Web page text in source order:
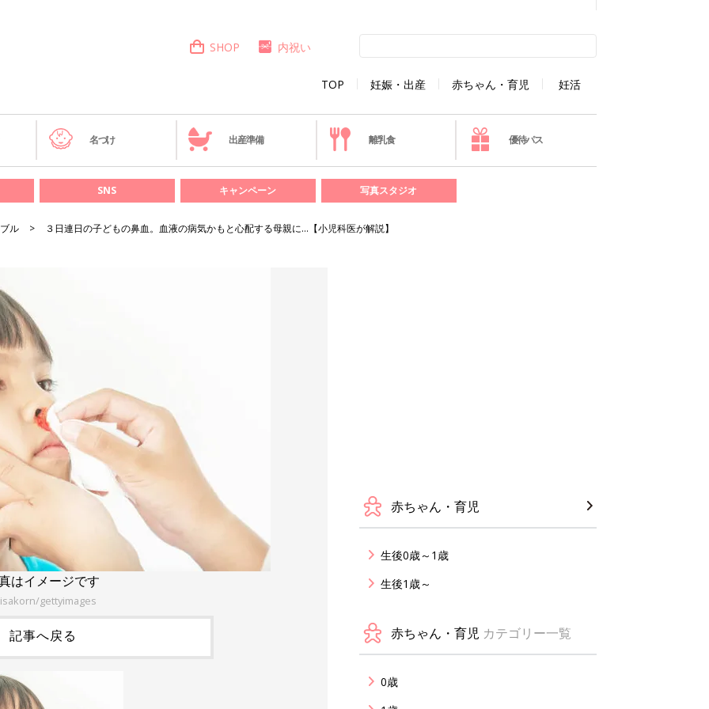
TOP 妊娠・出産 赤ちゃん・育児 妊活
SHOP 内祝い
名づけ 出産準備 離乳食 優待パス
SNS キャンペーン 写真スタジオ
ル ３日連日の子どもの鼻血。血液の病気かもと心配する母親に…【小児科医が解説】
はイメージです
gettyimages
記事へ戻る
赤ちゃん・育児
生後0歳～1歳
生後1歳～
赤ちゃん・育児 カテゴリー一覧
0歳